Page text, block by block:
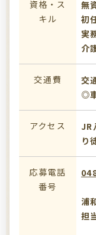
資格・ス
キル
無
初
実
介
交通費
交
◎
アクセス
JR
り
応募電話
番号
浦
担